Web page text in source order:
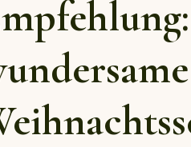
MinaLima-
Ausgabe